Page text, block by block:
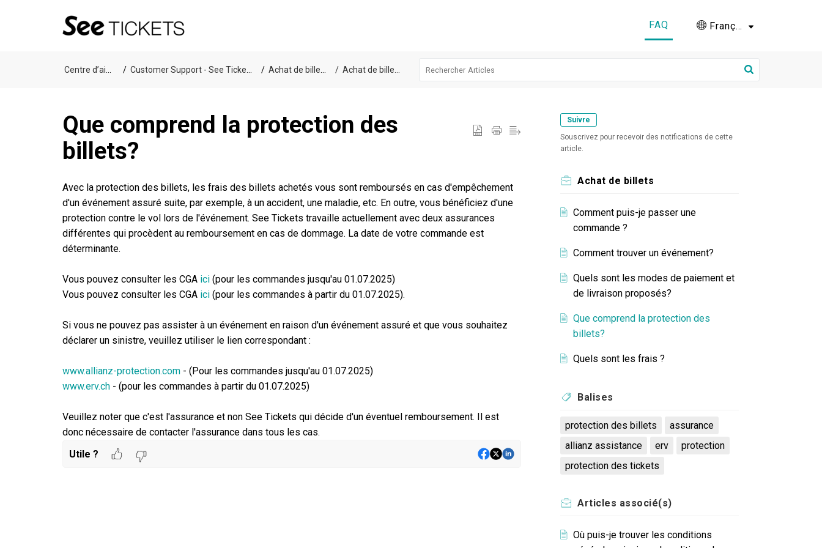
FAQ Français (France)
Customer Support - See Tickets Achat de billets Achat de billets
Que comprend la protection des
billets?
Avec la protection des billets, les frais des billets achetés vous sont remboursés en cas d'empêchement
d'un événement assuré suite, par exemple, à un accident, une maladie, etc. En outre, vous bénéficiez d'une
protection contre le vol lors de l'événement. See Tickets travaille actuellement avec deux assurances
différentes qui procèdent au remboursement en cas de dommage. La date de votre commande est
déterminante.
Vous pouvez consulter les CGA ici (pour les commandes jusqu'au 01.07.2025)
Vous pouvez consulter les CGA ici (pour les commandes à partir du 01.07.2025).
Si vous ne pouvez pas assister à un événement en raison d'un événement assuré et que vous souhaitez
déclarer un sinistre, veuillez utiliser le lien correspondant :
www.allianz-protection.com - (Pour les commandes jusqu'au 01.07.2025)
www.erv.ch - (pour les commandes à partir du 01.07.2025)
Veuillez noter que c'est l'assurance et non See Tickets qui décide d'un éventuel remboursement. Il est
donc nécessaire de contacter l'assurance dans tous les cas.
Utile ?
Suivre
Souscrivez pour recevoir des notifications de cette
article.
Achat de billets
Comment puis-je passer une
commande ?
Comment trouver un événement?
Quels sont les modes de paiement et
de livraison proposés?
Que comprend la protection des
billets?
Quels sont les frais ?
Balises
protection des billets
assurance
allianz assistance
erv
protection
protection des tickets
Articles associé(s)
Où puis-je trouver les conditions